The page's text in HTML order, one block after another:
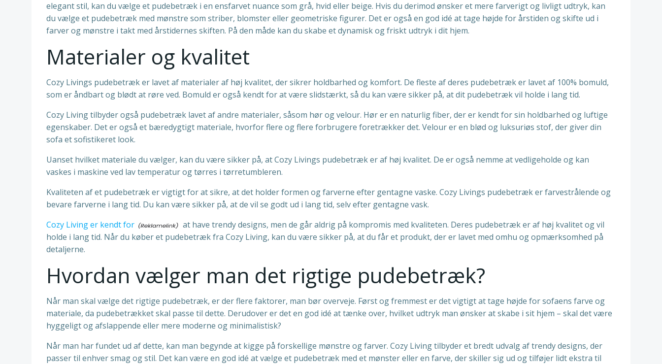
elegant stil, kan du vælge et pudebetræk i en ensfarvet nuance som grå, hvid eller beige. Hvis du derimod ønsker et mere farverigt og livligt udtryk, kan
du vælge et pudebetræk med mønstre som striber, blomster eller geometriske figurer. Det er også en god idé at tage højde for årstiden og skifte ud i
farver og mønstre i takt med årstidernes skiften. På den måde kan du skabe et dynamisk og friskt udtryk i dit hjem.
Materialer og kvalitet
Cozy Livings pudebetræk er lavet af materialer af høj kvalitet, der sikrer holdbarhed og komfort. De fleste af deres pudebetræk er lavet af 100% bomuld,
som er åndbart og blødt at røre ved. Bomuld er også kendt for at være slidstærkt, så du kan være sikker på, at dit pudebetræk vil holde i lang tid.
Cozy Living tilbyder også pudebetræk lavet af andre materialer, såsom hør og velour. Hør er en naturlig fiber, der er kendt for sin holdbarhed og luftige
egenskaber. Det er også et bæredygtigt materiale, hvorfor flere og flere forbrugere foretrækker det. Velour er en blød og luksuriøs stof, der giver din
sofa et sofistikeret look.
Uanset hvilket materiale du vælger, kan du være sikker på, at Cozy Livings pudebetræk er af høj kvalitet. De er også nemme at vedligeholde og kan
vaskes i maskine ved lav temperatur og tørres i tørretumbleren.
Kvaliteten af et pudebetræk er vigtigt for at sikre, at det holder formen og farverne efter gentagne vaske. Cozy Livings pudebetræk er farvestrålende og
bevare farverne i lang tid. Du kan være sikker på, at de vil se godt ud i lang tid, selv efter gentagne vask.
Cozy Living er kendt for
at have trendy designs, men de går aldrig på kompromis med kvaliteten. Deres pudebetræk er af høj kvalitet og vil
holde i lang tid. Når du køber et pudebetræk fra Cozy Living, kan du være sikker på, at du får et produkt, der er lavet med omhu og opmærksomhed på
detaljerne.
Hvordan vælger man det rigtige pudebetræk?
Når man skal vælge det rigtige pudebetræk, er der flere faktorer, man bør overveje. Først og fremmest er det vigtigt at tage højde for sofaens farve og
materiale, da pudebetrækket skal passe til dette. Derudover er det en god idé at tænke over, hvilket udtryk man ønsker at skabe i sit hjem – skal det være
hyggeligt og afslappende eller mere moderne og minimalistisk?
Når man har fundet ud af dette, kan man begynde at kigge på forskellige mønstre og farver. Cozy Living tilbyder et bredt udvalg af trendy designs, der
passer til enhver smag og stil. Det kan være en god idé at vælge et pudebetræk med et mønster eller en farve, der skiller sig ud og tilføjer lidt ekstra til